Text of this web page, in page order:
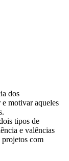
dos
e motivar aqueles
tipos de
e valências
projetos com